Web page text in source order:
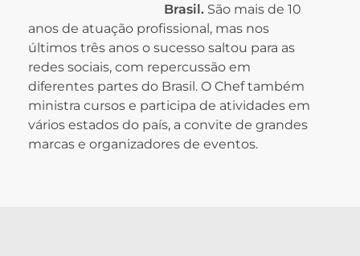
Brasil. São mais de 10
anos de atuação profissional, mas nos
últimos três anos o sucesso saltou para as
redes sociais, com repercussão em
diferentes partes do Brasil. O Chef também
ministra cursos e participa de atividades em
vários estados do país, a convite de grandes
marcas e organizadores de eventos.